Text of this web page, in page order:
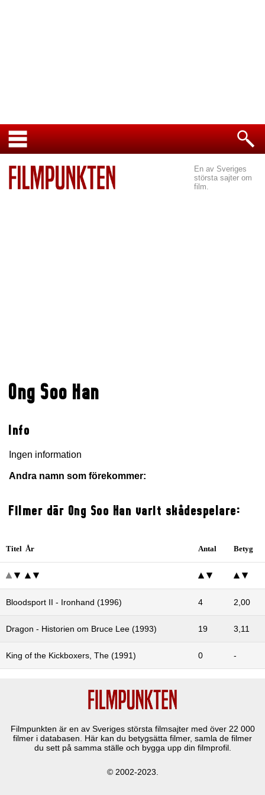
En av Sveriges
största sajter om
film.
Ong Soo Han
Info
Ingen information
Andra namn som förekommer:
Filmer där Ong Soo Han varit skådespelare:
Titel År Antal Betyg
Bloodsport II - Ironhand (1996) 4 2,00
Dragon - Historien om Bruce Lee (1993) 19 3,11
King of the Kickboxers, The (1991) 0 -
Filmpunkten är en av Sveriges största filmsajter med över 22 000
filmer i databasen. Här kan du betygsätta filmer, samla de filmer
du sett på samma ställe och bygga upp din filmprofil.
© 2002-2023.